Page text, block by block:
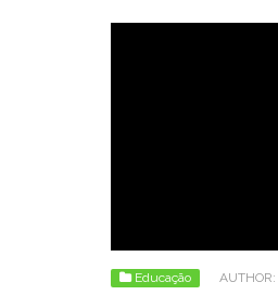
Educação AUTHOR: